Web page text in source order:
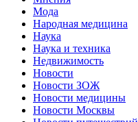
Мода
Народная медицина
Наука
Наука и техника
Недвижимость
Новости
Новости ЗОЖ
Новости медицины
Новости Москвы